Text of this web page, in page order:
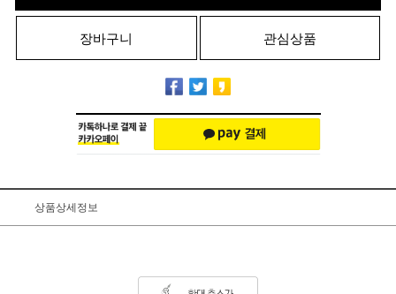
장바구니 관심상품
상품상세정보